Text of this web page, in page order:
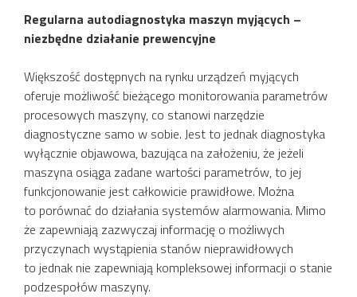
Regularna autodiagnostyka maszyn myjących –
niezbędne działanie prewencyjne
Większość dostępnych na rynku urządzeń myjących
oferuje możliwość bieżącego monitorowania parametrów
procesowych maszyny, co stanowi narzędzie
diagnostyczne samo w sobie. Jest to jednak diagnostyka
wyłącznie objawowa, bazująca na założeniu, że jeżeli
maszyna osiąga zadane wartości parametrów, to jej
funkcjonowanie jest całkowicie prawidłowe. Można
to porównać do działania systemów alarmowania. Mimo
że zapewniają zazwyczaj informację o możliwych
przyczynach wystąpienia stanów nieprawidłowych
to jednak nie zapewniają kompleksowej informacji o stanie
podzespołów maszyny.